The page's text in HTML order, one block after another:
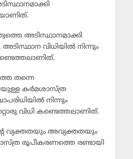
അടിസ്ഥാനമാക്കി
വിധിയില്‍ നിന്നും
തന്നെ
കര്‍മശാസ്ത്ര
നിന്നും
വിധി കണ്ടെത്തലാണിത്.
വ്യക്തതയും അവ്യക്തതയും
രൂപീകരണത്തെ രണ്ടായി